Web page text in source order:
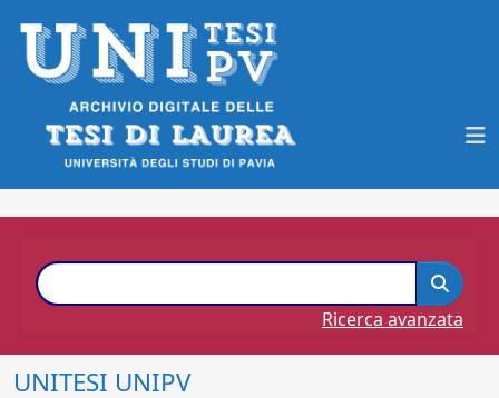
Ricerca avanzata
UNITESI UNIPV